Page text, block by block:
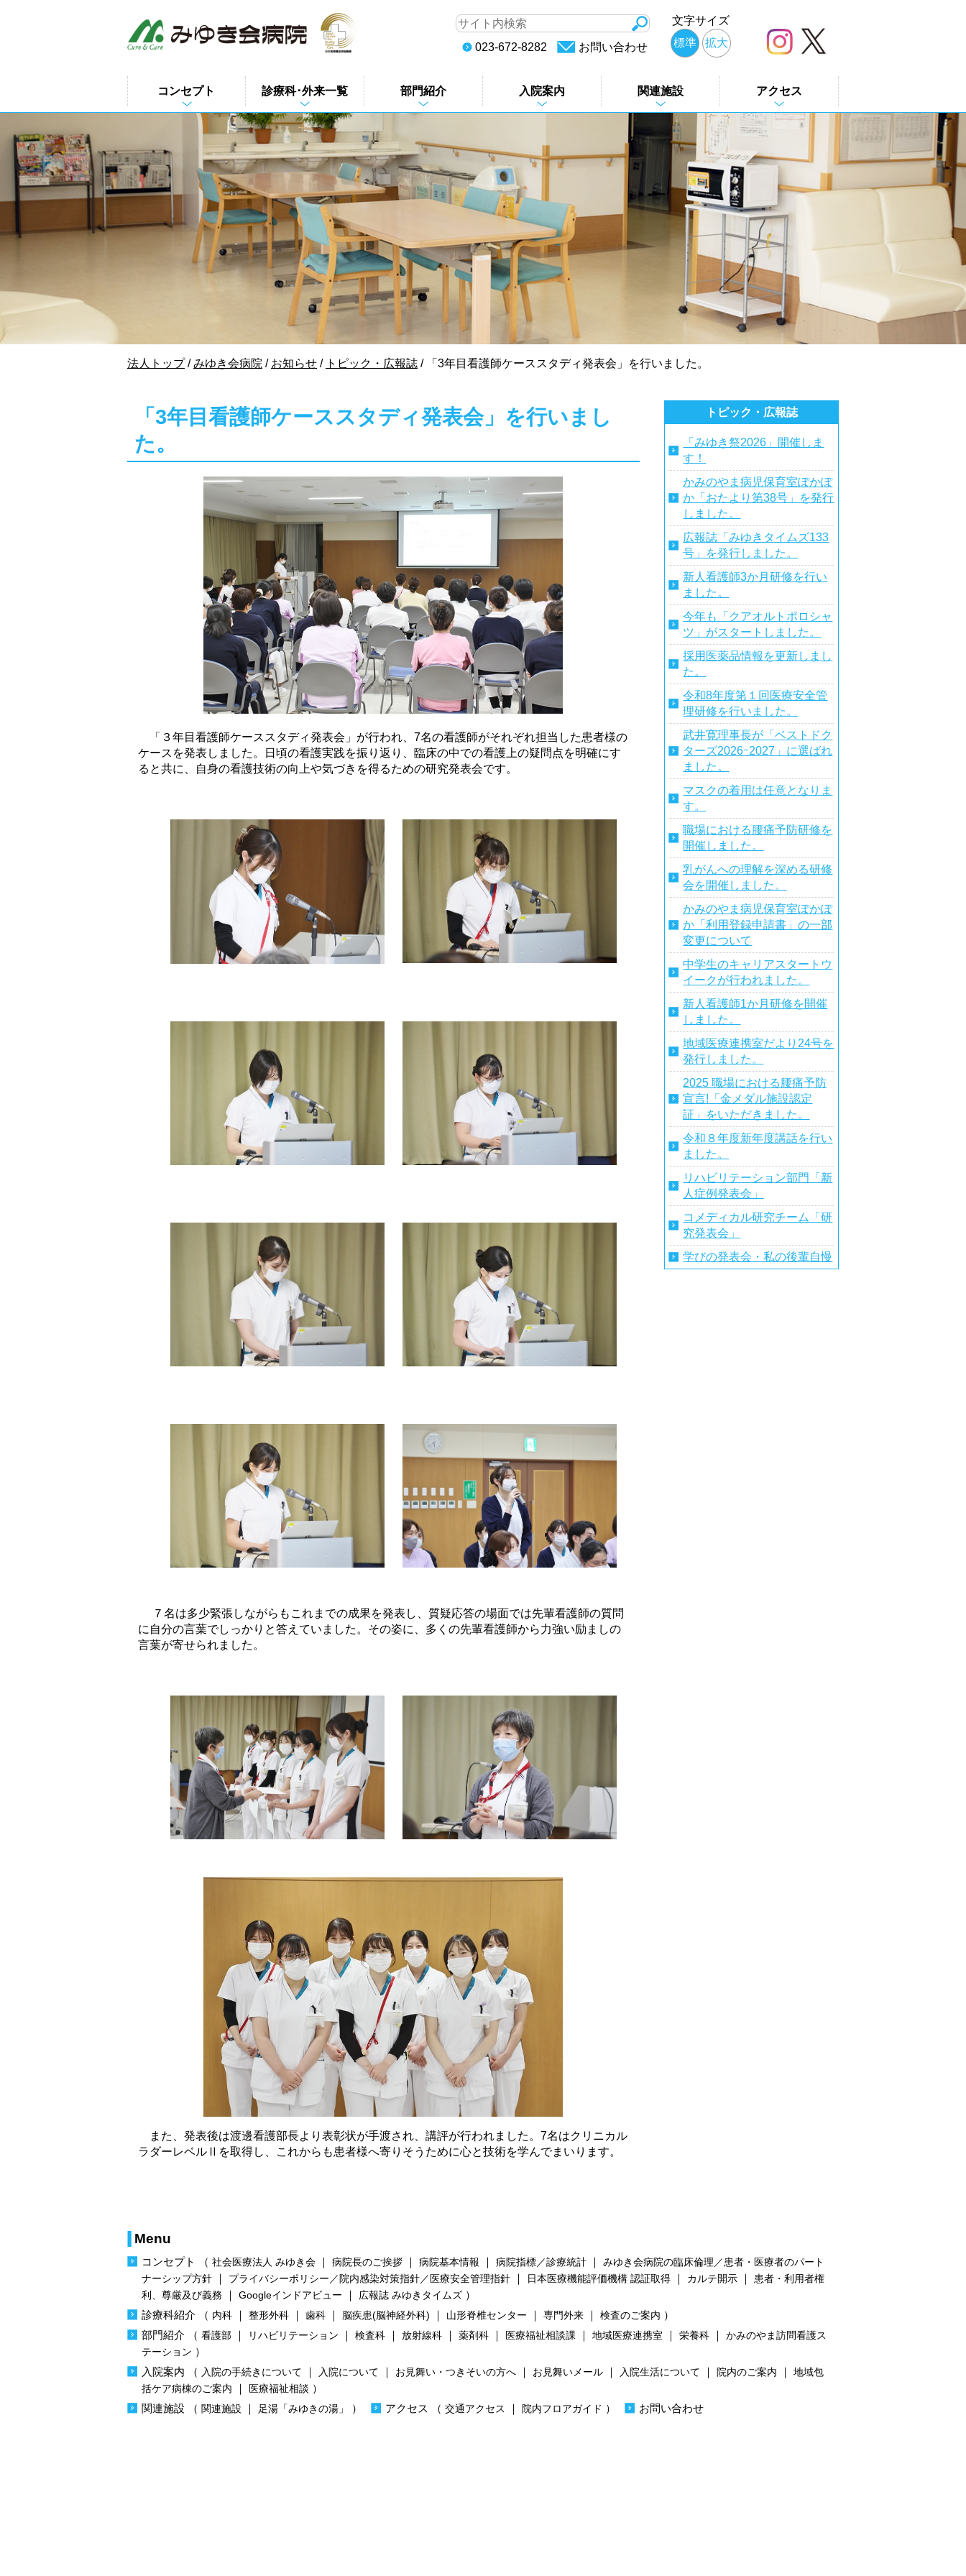
023-672-8282 お問い合わせ
文字サイズ
標準
拡大
コンセプト 診療科･外来一覧 部門紹介 入院案内 関連施設 アクセス
現
法人トップ/みゆき会病院 / お知らせ / トピック・広報誌 / 「3年目看護師ケーススタディ発表会」を行いました。
「3年目看護師ケーススタディ発表会」を行いまし
た。
「３年目看護師ケーススタディ発表会」が行われ、7名の看護師がそれぞれ担当した患者様の
ケースを発表しました。日頃の看護実践を振り返り、臨床の中での看護上の疑問点を明確にす
ると共に、自身の看護技術の向上や気づきを得るための研究発表会です。
７名は多少緊張しながらもこれまでの成果を発表し、質疑応答の場面では先輩看護師の質問
に自分の言葉でしっかりと答えていました。その姿に、多くの先輩看護師から力強い励ましの
言葉が寄せられました。
また、発表後は渡邊看護部長より表彰状が手渡され、講評が行われました。7名はクリニカル
ラダーレベルⅡを取得し、これからも患者様へ寄りそうために心と技術を学んでまいります。
トピック・広報誌
「みゆき祭2026」開催しま
す！
かみのやま病児保育室ぽかぽ
か「おたより第38号」を発行
しました。
広報誌「みゆきタイムズ133
号」を発行しました。
新人看護師3か月研修を行い
ました。
今年も「クアオルトポロシャ
ツ」がスタートしました。
採用医薬品情報を更新しまし
た。
令和8年度第１回医療安全管
理研修を行いました。
武井寛理事長が「ベストドク
ターズ2026ｰ2027」に選ばれ
ました。
マスクの着用は任意となりま
す。
職場における腰痛予防研修を
開催しました。
乳がんへの理解を深める研修
会を開催しました。
かみのやま病児保育室ぽかぽ
か「利用登録申請書」の一部
変更について
中学生のキャリアスタートウ
イークが行われました。
新人看護師1か月研修を開催
しました。
地域医療連携室だより24号を
発行しました。
2025 職場における腰痛予防
宣言!「金メダル施設認定
証」をいただきました。
令和８年度新年度講話を行い
ました。
リハビリテーション部門「新
人症例発表会」
コメディカル研究チーム「研
究発表会」
学びの発表会・私の後輩自慢
Menu
コンセプト （ 社会医療法人 みゆき会 ｜ 病院長のご挨拶 ｜ 病院基本情報 ｜ 病院指標／診療統計 ｜ みゆき会病院の臨床倫理／患者・医療者のパート
ナーシップ方針 ｜ プライバシーポリシー／院内感染対策指針／医療安全管理指針 ｜ 日本医療機能評価機構 認証取得 ｜ カルテ開示 ｜ 患者・利用者権
利、尊厳及び義務
｜ Googleインドアビュー ｜ 広報誌 みゆきタイムズ ）
診療科紹介 （ 内科 ｜ 整形外科 ｜ 歯科 ｜ 脳疾患(脳神経外科) ｜ 山形脊椎センター ｜ 専門外来 ｜ 検査のご案内 ）
部門紹介 （ 看護部 ｜ リハビリテーション ｜ 検査科 ｜ 放射線科 ｜ 薬剤科 ｜ 医療福祉相談課 ｜ 地域医療連携室 ｜ 栄養科 ｜ かみのやま訪問看護ス
テーション ）
入院案内 （ 入院の手続きについて ｜ 入院について ｜ お見舞い・つきそいの方へ ｜ お見舞いメール ｜ 入院生活について ｜ 院内のご案内 ｜ 地域包
括ケア病棟のご案内
｜ 医療福祉相談 ）
関連施設 （ 関連施設 ｜ 足湯「みゆきの湯」 ） アクセス （ 交通アクセス ｜ 院内フロアガイド ） お問い合わせ